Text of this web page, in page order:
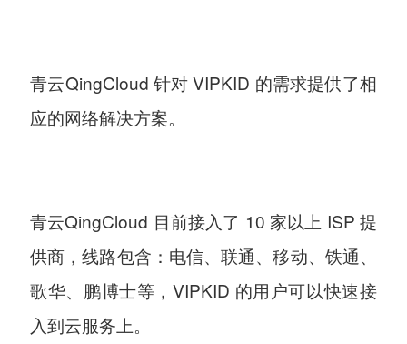
青云QingCloud 针对 VIPKID 的需求提供了相
应的网络解决方案。
青云QingCloud 目前接入了 10 家以上 ISP 提
供商，线路包含：电信、联通、移动、铁通、
歌华、鹏博士等，VIPKID 的用户可以快速接
入到云服务上。